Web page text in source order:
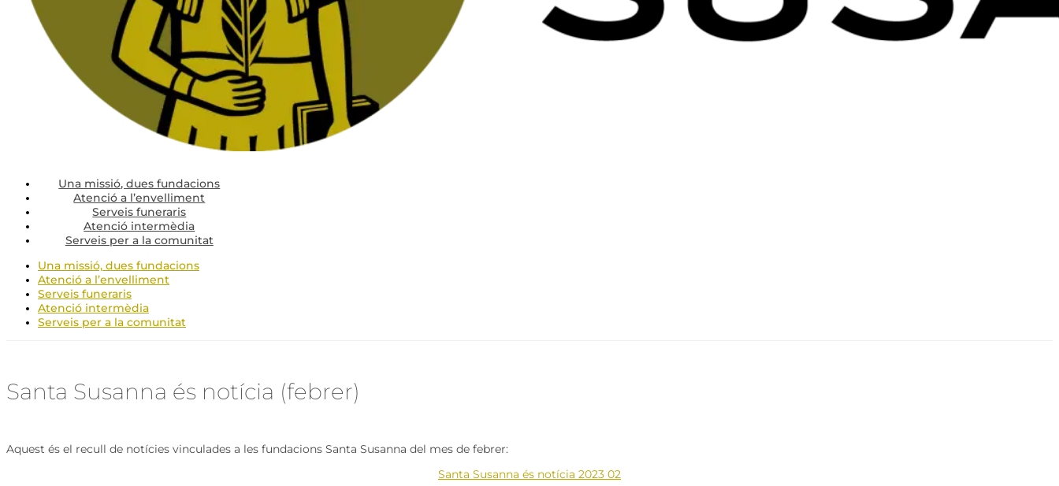
Una missió, dues fundacions
Atenció a l’envelliment
Serveis funeraris
Atenció intermèdia
Serveis per a la comunitat
Una missió, dues fundacions
Atenció a l’envelliment
Serveis funeraris
Atenció intermèdia
Serveis per a la comunitat
Santa Susanna és notícia (febrer)
Aquest és el recull de notícies vinculades a les fundacions Santa Susanna del mes de febrer:
Santa Susanna és notícia 2023 02